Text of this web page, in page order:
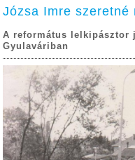
Józsa Imre
A református lelkipásztor
Gyulaváriban